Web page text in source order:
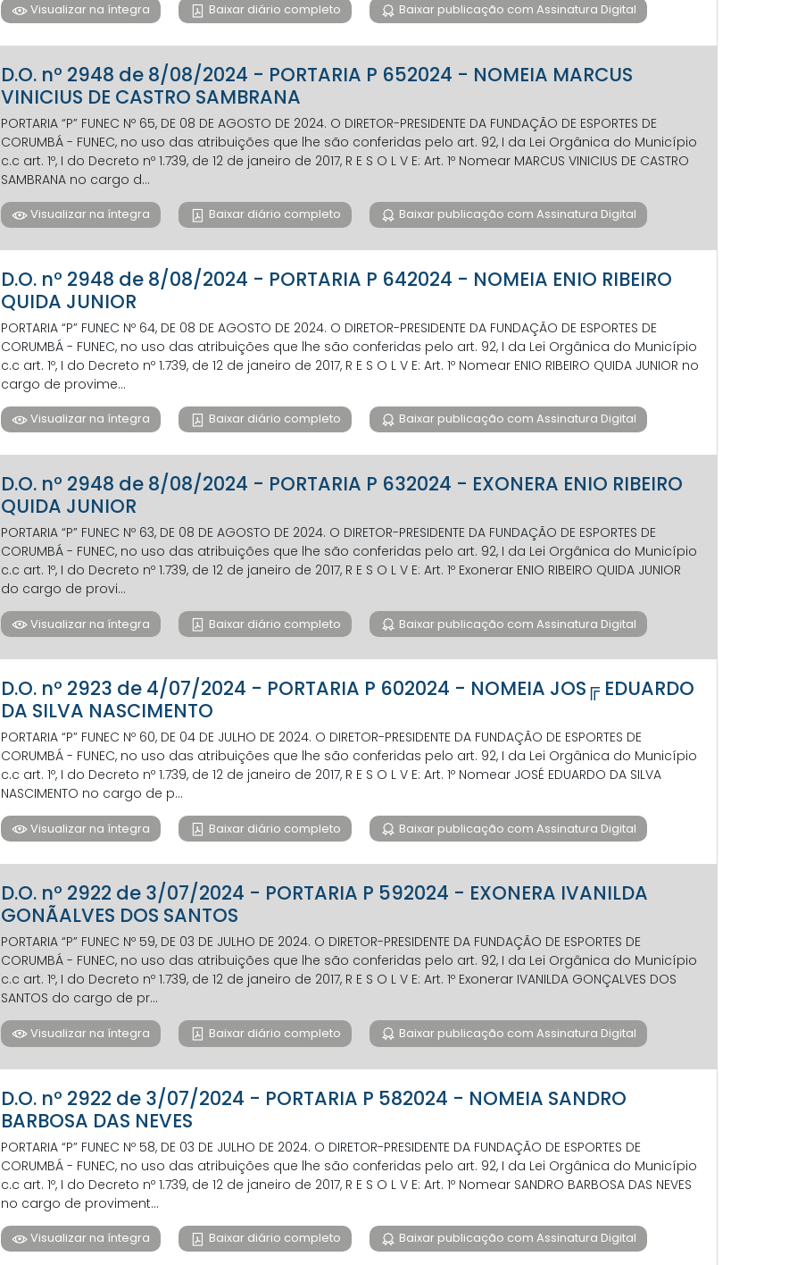
Visualizar na íntegra Baixar diário completo Baixar publicação com Assinatura Digital
D.O. nº 2948 de 8/08/2024 - PORTARIA P 652024 - NOMEIA MARCUS
VINICIUS DE CASTRO SAMBRANA
PORTARIA “P” FUNEC Nº 65, DE 08 DE AGOSTO DE 2024. O DIRETOR-PRESIDENTE DA FUNDAÇÃO DE ESPORTES DE
CORUMBÁ - FUNEC, no uso das atribuições que lhe são conferidas pelo art. 92, I da Lei Orgânica do Município
c.c art. 1º, I do Decreto nº 1.739, de 12 de janeiro de 2017, R E S O L V E: Art. 1º Nomear MARCUS VINICIUS DE CASTRO
SAMBRANA no cargo d...
Visualizar na íntegra Baixar diário completo Baixar publicação com Assinatura Digital
D.O. nº 2948 de 8/08/2024 - PORTARIA P 642024 - NOMEIA ENIO RIBEIRO
QUIDA JUNIOR
PORTARIA “P” FUNEC Nº 64, DE 08 DE AGOSTO DE 2024. O DIRETOR-PRESIDENTE DA FUNDAÇÃO DE ESPORTES DE
CORUMBÁ - FUNEC, no uso das atribuições que lhe são conferidas pelo art. 92, I da Lei Orgânica do Município
c.c art. 1º, I do Decreto nº 1.739, de 12 de janeiro de 2017, R E S O L V E: Art. 1º Nomear ENIO RIBEIRO QUIDA JUNIOR no
cargo de provime...
Visualizar na íntegra Baixar diário completo Baixar publicação com Assinatura Digital
D.O. nº 2948 de 8/08/2024 - PORTARIA P 632024 - EXONERA ENIO RIBEIRO
QUIDA JUNIOR
PORTARIA “P” FUNEC Nº 63, DE 08 DE AGOSTO DE 2024. O DIRETOR-PRESIDENTE DA FUNDAÇÃO DE ESPORTES DE
CORUMBÁ - FUNEC, no uso das atribuições que lhe são conferidas pelo art. 92, I da Lei Orgânica do Município
c.c art. 1º, I do Decreto nº 1.739, de 12 de janeiro de 2017, R E S O L V E: Art. 1º Exonerar ENIO RIBEIRO QUIDA JUNIOR
do cargo de provi...
Visualizar na íntegra Baixar diário completo Baixar publicação com Assinatura Digital
D.O. nº 2923 de 4/07/2024 - PORTARIA P 602024 - NOMEIA JOS╔ EDUARDO
DA SILVA NASCIMENTO
PORTARIA “P” FUNEC Nº 60, DE 04 DE JULHO DE 2024. O DIRETOR-PRESIDENTE DA FUNDAÇÃO DE ESPORTES DE
CORUMBÁ - FUNEC, no uso das atribuições que lhe são conferidas pelo art. 92, I da Lei Orgânica do Município
c.c art. 1º, I do Decreto nº 1.739, de 12 de janeiro de 2017, R E S O L V E: Art. 1º Nomear JOSÉ EDUARDO DA SILVA
NASCIMENTO no cargo de p...
Visualizar na íntegra Baixar diário completo Baixar publicação com Assinatura Digital
D.O. nº 2922 de 3/07/2024 - PORTARIA P 592024 - EXONERA IVANILDA
GONÃALVES DOS SANTOS
PORTARIA “P” FUNEC Nº 59, DE 03 DE JULHO DE 2024. O DIRETOR-PRESIDENTE DA FUNDAÇÃO DE ESPORTES DE
CORUMBÁ - FUNEC, no uso das atribuições que lhe são conferidas pelo art. 92, I da Lei Orgânica do Município
c.c art. 1º, I do Decreto nº 1.739, de 12 de janeiro de 2017, R E S O L V E: Art. 1º Exonerar IVANILDA GONÇALVES DOS
SANTOS do cargo de pr...
Visualizar na íntegra Baixar diário completo Baixar publicação com Assinatura Digital
D.O. nº 2922 de 3/07/2024 - PORTARIA P 582024 - NOMEIA SANDRO
BARBOSA DAS NEVES
PORTARIA “P” FUNEC Nº 58, DE 03 DE JULHO DE 2024. O DIRETOR-PRESIDENTE DA FUNDAÇÃO DE ESPORTES DE
CORUMBÁ - FUNEC, no uso das atribuições que lhe são conferidas pelo art. 92, I da Lei Orgânica do Município
c.c art. 1º, I do Decreto nº 1.739, de 12 de janeiro de 2017, R E S O L V E: Art. 1º Nomear SANDRO BARBOSA DAS NEVES
no cargo de proviment...
Visualizar na íntegra Baixar diário completo Baixar publicação com Assinatura Digital